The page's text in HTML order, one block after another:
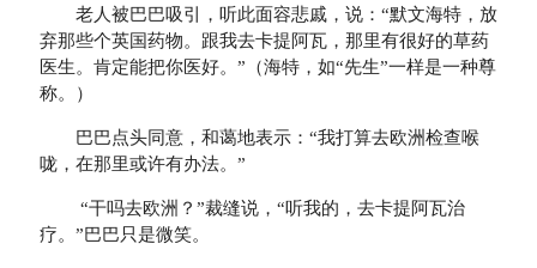
老人被巴巴吸引，听此面容悲戚，说：“默文海特，放
弃那些个英国药物。跟我去卡提阿瓦，那里有很好的草药
医生。肯定能把你医好。”（海特，如“先生”一样是一种尊
称。）
巴巴点头同意，和蔼地表示：“我打算去欧洲检查喉
咙，在那里或许有办法。”
“干吗去欧洲？”裁缝说，“听我的，去卡提阿瓦治
疗。”巴巴只是微笑。